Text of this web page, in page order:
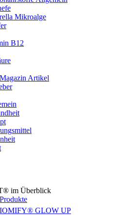
Mikroalge
B12
Artikel
im Überblick
GLOW UP